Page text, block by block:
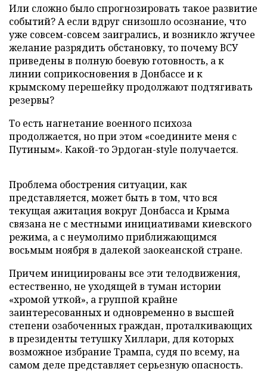
Или сложно было спрогнозировать такое развитие
событий? А если вдруг снизошло осознание, что
уже совсем-совсем заигрались, и возникло жгучее
желание разрядить обстановку, то почему ВСУ
приведены в полную боевую готовность, а к
линии соприкосновения в Донбассе и к
крымскому перешейку продолжают подтягивать
резервы?
То есть нагнетание военного психоза
продолжается, но при этом «соедините меня с
Путиным». Какой-то Эрдоган-style получается.
Проблема обострения ситуации, как
представляется, может быть в том, что вся
текущая ажитация вокруг Донбасса и Крыма
связана не с местными инициативами киевского
режима, а с неумолимо приближающимся
восьмым ноября в далекой заокеанской стране.
Причем инициированы все эти телодвижения,
естественно, не уходящей в туман истории
«хромой уткой», а группой крайне
заинтересованных и одновременно в высшей
степени озабоченных граждан, проталкивающих
в президенты тетушку Хиллари, для которых
возможное избрание Трампа, судя по всему, на
самом деле представляет серьезную опасность.